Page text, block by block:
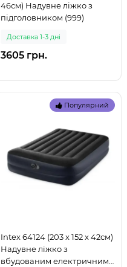
46см) Надувне ліжко з
підголовником (999)
Доставка 1-3 дні
3605 грн.
Популярний
Intex 64124 (203 x 152 x 42см)
Надувне ліжко з
вбудованим електричним